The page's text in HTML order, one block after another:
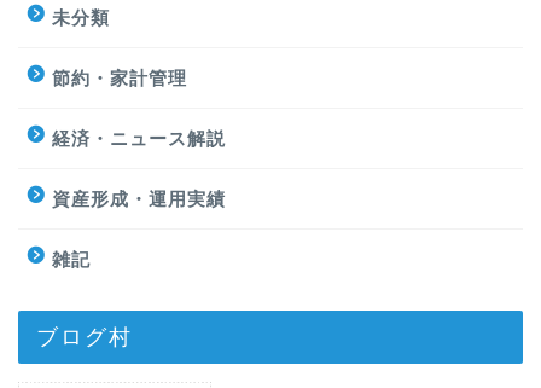
未分類
節約・家計管理
経済・ニュース解説
資産形成・運用実績
雑記
ブログ村